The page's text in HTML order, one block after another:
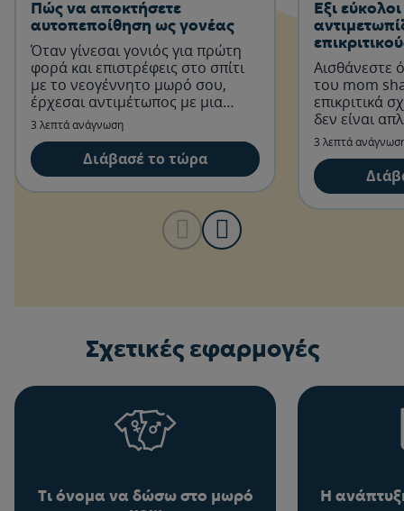
Πώς να αποκτήσετε
αυτοπεποίθηση ως γονέας
Όταν γίνεσαι γονιός για πρώτη
φορά και επιστρέφεις στο σπίτι
με το νεογέννητο μωρό σου,
έρχεσαι αντιμέτωπος με μια
πρωτόγνωρη και πολλές φορές
τρομακτική εμπειρία.
3 λεπτά ανάγνωση
Διάβασέ το τώρα
Έξι
Αισθάνεστε
του mom
επικριτικά
δεν είναι
μάλλον αν
δέχεστε
γονείς.
3 λεπτά
Σχετικές εφαρμογές
Τι όνομα να δώσω στο μωρό
Η